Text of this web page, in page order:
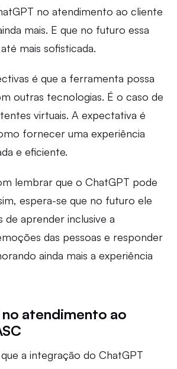
no atendimento ao cliente
mais. E que no futuro essa
mais sofisticada.
é que a ferramenta possa
outras tecnologias. É o caso de
virtuais. A expectativa é
fornecer uma experiência
e eficiente.
lembrar que o ChatGPT pode
espera-se que no futuro ele
de aprender inclusive a
das pessoas e responder
ainda mais a experiência
atendimento ao
a integração do ChatGPT